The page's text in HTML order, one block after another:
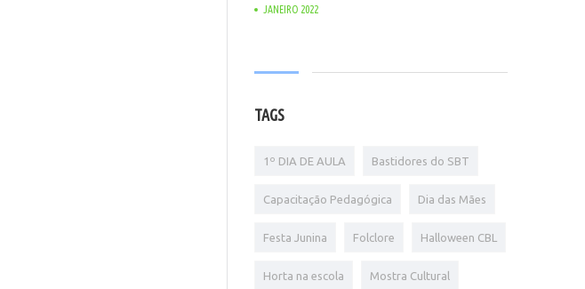
JANEIRO 2022
TAGS
1º DIA DE AULA Bastidores do SBT
Capacitação Pedagógica Dia das Mães
Festa Junina Folclore Halloween CBL
Horta na escola Mostra Cultural